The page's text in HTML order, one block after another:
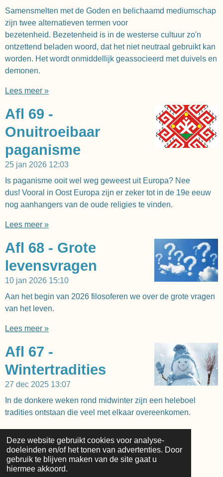
Deze website gebruikt cookies voor analyse-
doeleinden en/of het tonen van advertenties. Door
gebruik te blijven maken van de site gaat u
hiermee akkoord.
Samensmelten met de Goden en belichaamd mediumschap
zijn twee alternatieven termen voor
bezetenheid. Bezetenheid is in de westerse cultuur zo'n
ontzettend beladen woord, dat het niet neutraal gebruikt kan
worden. Het wordt onmiddellijk geassocieerd met duivels en
demonen.
Lees meer »
Afl 69 -
Onuitroeibaar
paganisme
25 jan 2026 12:03
Is paganisme ooit wel weg geweest uit Europa? Nee
dus! Vooral in Oost Europa zijn er zeker tot in de 19e eeuw
nog aanhangers van de oude religies te vinden.
Lees meer »
Afl 68 - Grote
levensvragen
10 jan 2026 15:10
Aan het begin van 2026 filosoferen we over de grote vragen
van het leven.
Lees meer »
Afl 67 -
Wintertradities
27 dec 2025 13:07
In de donkere weken rond midwinter zijn een heleboel
tradities ontstaan die veel met elkaar overeenkomen.
1 2 3 4 5 7